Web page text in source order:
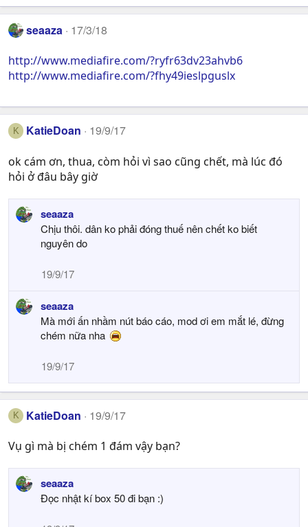
seaaza 17/3/18
http://www.mediafire.com/?ryfr63dv23ahvb6
http://www.mediafire.com/?fhy49ieslpguslx
K KatieDoan 19/9/17
ok cám ơn, thua, còm hỏi vì sao cũng chết, mà lúc đó
hỏi ở đâu bây giờ
seaaza
Chịu thôi. dân ko phải đóng thuế nên chết ko biết
nguyên do
19/9/17
seaaza
Mà mới ấn nhầm nút báo cáo, mod ơi em mắt lé, đừng
chém nữa nha
19/9/17
K KatieDoan 19/9/17
Vụ gì mà bị chém 1 đám vậy bạn?
seaaza
Đọc nhật kí box 50 đi bạn :)